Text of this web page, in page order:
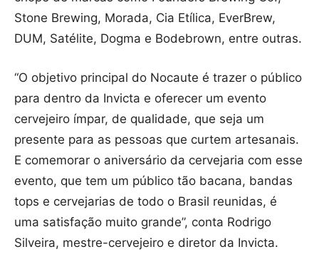
Stone Brewing, Morada, Cia Etílica, EverBrew,
DUM, Satélite, Dogma e Bodebrown, entre outras.
“O objetivo principal do Nocaute é trazer o público
para dentro da Invicta e oferecer um evento
cervejeiro ímpar, de qualidade, que seja um
presente para as pessoas que curtem artesanais.
E comemorar o aniversário da cervejaria com esse
evento, que tem um público tão bacana, bandas
tops e cervejarias de todo o Brasil reunidas, é
uma satisfação muito grande”, conta Rodrigo
Silveira, mestre-cervejeiro e diretor da Invicta.